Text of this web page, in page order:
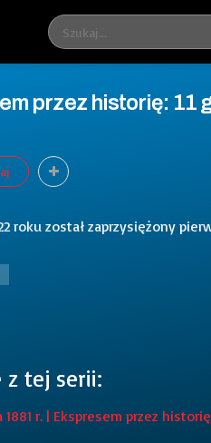
przez historię: 11
roku został zaprzysiężony
z tej serii:
r. | Ekspresem przez historię